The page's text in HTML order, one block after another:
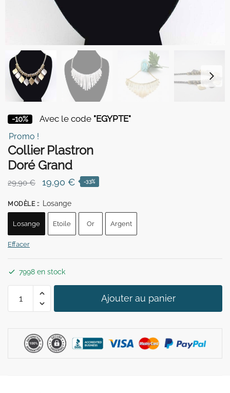
-10% Avec le code "EGYPTE"
Promo !
Collier Plastron
Doré Grand
29,90€
Le
initial
était :
29,90 €.
19,90 €Le
est :
19,90 €.
-33%
MODÈLE :: Losange
Losange Etoile Or Argent
Effacer
7998 en stock
Doré
Grand
Ajouter au panier